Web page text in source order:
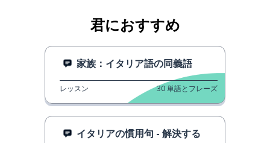
君におすすめ
家族：イタリア語の同義語
レッスン 30単語とフレーズ
イタリアの慣用句 - 解決する